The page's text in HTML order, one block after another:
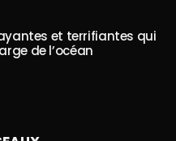
et terrifiantes qui
de l’océan